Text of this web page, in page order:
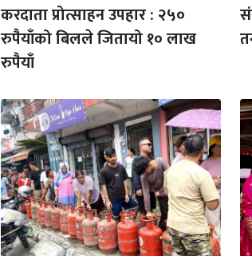
करदाता प्रोत्साहन उपहार : २५०
रुपैयाँको बिलले जितायो १० लाख
रुपैयाँ